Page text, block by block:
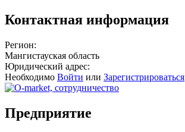
Контактная информация
Регион:
Мангистауская область
Юридический адрес:
Необходимо Войти или Зарегистрироваться
Предприятие